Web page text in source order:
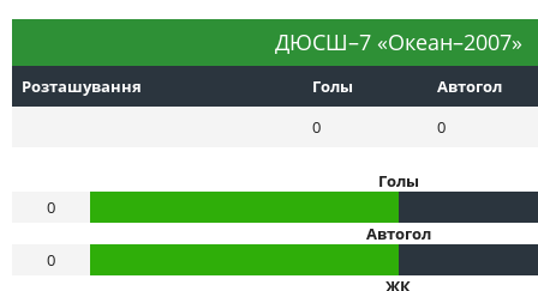
ДЮСШ–7 «Океан–2007»
Розташування Голы
Автогол
0
0
Голы
0
Автогол
0
ЖК